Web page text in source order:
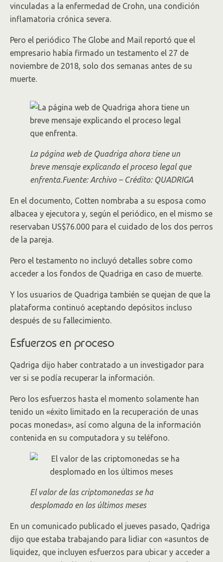
vinculadas a la enfermedad de Crohn, una condición
inflamatoria crónica severa.
Pero el periódico The Globe and Mail reportó que el
empresario había firmado un testamento el 27 de
noviembre de 2018, solo dos semanas antes de su
muerte.
La página web de Quadriga ahora tiene un
breve mensaje explicando el proceso legal que
enfrenta.Fuente: Archivo – Crédito: QUADRIGA
En el documento, Cotten nombraba a su esposa como
albacea y ejecutora y, según el periódico, en el mismo se
reservaban US$76.000 para el cuidado de los dos perros
de la pareja.
Pero el testamento no incluyó detalles sobre como
acceder a los fondos de Quadriga en caso de muerte.
Y los usuarios de Quadriga también se quejan de que la
plataforma continuó aceptando depósitos incluso
después de su fallecimiento.
Esfuerzos en proceso
Qadriga dijo haber contratado a un investigador para
ver si se podía recuperar la información.
Pero los esfuerzos hasta el momento solamente han
tenido un «éxito limitado en la recuperación de unas
pocas monedas», así como alguna de la información
contenida en su computadora y su teléfono.
El valor de las criptomonedas se ha
desplomado en los últimos meses
En un comunicado publicado el jueves pasado, Qadriga
dijo que estaba trabajando para lidiar con «asuntos de
liquidez, que incluyen esfuerzos para ubicar y acceder a